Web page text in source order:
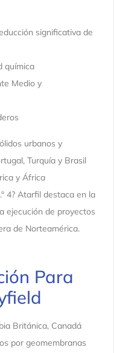
significativa de
química
Medio y
urbanos y
Turquía y Brasil
y África
4? Atarfil destaca en la
ejecución de proyectos
de Norteamérica.
Para
Británica, Canadá
por geomembranas